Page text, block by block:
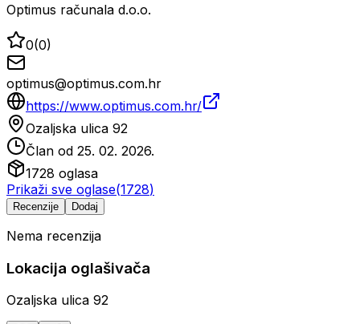
Optimus računala d.o.o.
0(0)
optimus@optimus.com.hr
https://www.optimus.com.hr/
Ozaljska ulica 92
Član od 25. 02. 2026.
1728 oglasa
Prikaži sve oglase(1728)
Recenzije Dodaj
Nema recenzija
Lokacija oglašivača
Ozaljska ulica 92